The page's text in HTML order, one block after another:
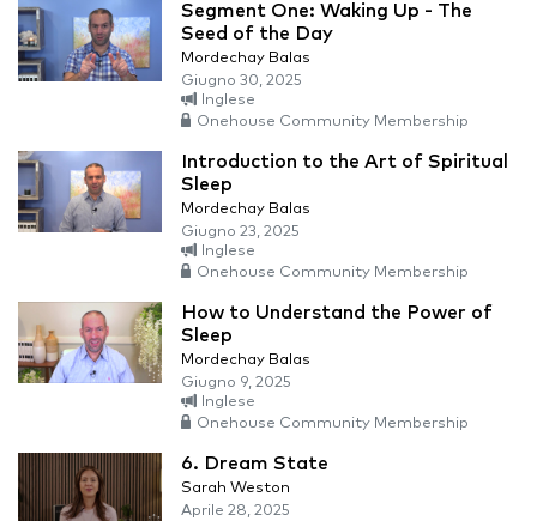
Segment One: Waking Up - The
Seed of the Day
Mordechay Balas
Giugno 30, 2025
Inglese
Onehouse Community Membership
Introduction to the Art of Spiritual
Sleep
Mordechay Balas
Giugno 23, 2025
Inglese
Onehouse Community Membership
How to Understand the Power of
Sleep
Mordechay Balas
Giugno 9, 2025
Inglese
Onehouse Community Membership
6. Dream State
Sarah Weston
Aprile 28, 2025